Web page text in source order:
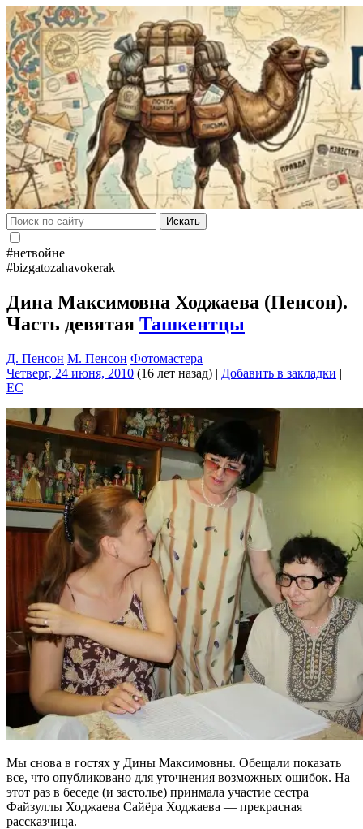
Искать
#нетвойне
#bizgatozahavokerak
Дина Максимовна Ходжаева (Пенсон).
Часть девятая Ташкентцы
Д. Пенсон М. Пенсон Фотомастера
Четверг, 24 июня, 2010 (16 лет назад) | Добавить в закладки |
EC
Мы снова в гостях у Дины Максимовны. Обещали показать
все, что опубликовано для уточнения возможных ошибок. На
этот раз в беседе (и застолье) принмала участие сестра
Файзуллы Ходжаева Сайёра Ходжаева — прекрасная
рассказчица.